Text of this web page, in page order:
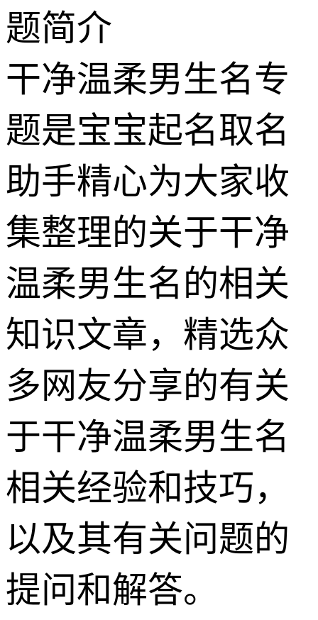
题简介
干净温柔男生名专
题是宝宝起名取名
助手精心为大家收
集整理的关于干净
温柔男生名的相关
知识文章，精选众
多网友分享的有关
于干净温柔男生名
相关经验和技巧，
以及其有关问题的
提问和解答。